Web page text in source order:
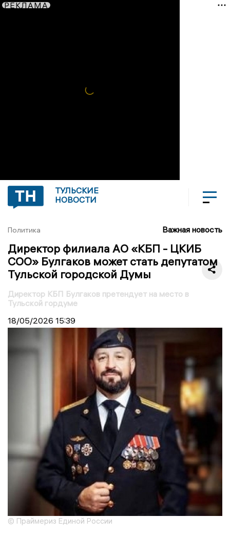
РЕКЛАМА
ТУЛЬСКИЕ
НОВОСТИ
Политика Важная новость
Директор филиала АО «КБП - ЦКИБ
СОО» Булгаков может стать депутатом
Тульской городской Думы
Директор КБП Булгаков претендует на место в
Тульской гордуме
18/05/2026 15:39
© Праймериз Единой России